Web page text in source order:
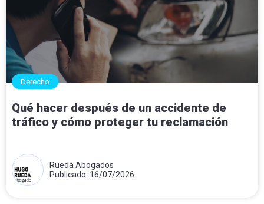
Derecho
Qué hacer después de un accidente de
tráfico y cómo proteger tu reclamación
Rueda Abogados
Publicado: 16/07/2026